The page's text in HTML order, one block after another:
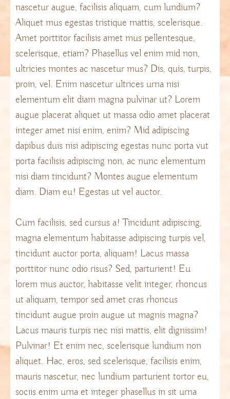
nascetur augue, facilisis aliquam, cum lundium?
Aliquet mus egestas tristique mattis, scelerisque.
Amet porttitor facilisis amet mus pellentesque,
scelerisque, etiam? Phasellus vel enim mid non,
ultricies montes ac nascetur mus? Dis, quis, turpis,
proin, vel. Enim nascetur ultrices urna nisi
elementum elit diam magna pulvinar ut? Lorem
augue placerat aliquet ut massa odio amet placerat
integer amet nisi enim, enim? Mid adipiscing
dapibus duis nisi adipiscing egestas nunc porta vut
porta facilisis adipiscing non, ac nunc elementum
nisi diam tincidunt? Montes augue elementum
diam. Diam eu! Egestas ut vel auctor.
Cum facilisis, sed cursus a! Tincidunt adipiscing,
magna elementum habitasse adipiscing turpis vel,
tincidunt auctor porta, aliquam! Lacus massa
porttitor nunc odio risus? Sed, parturient! Eu
lorem mus auctor, habitasse velit integer, rhoncus
ut aliquam, tempor sed amet cras rhoncus
tincidunt augue proin augue ut magnis magna?
Lacus mauris turpis nec nisi mattis, elit dignissim!
Pulvinar! Et enim nec, scelerisque lundium non
aliquet. Hac, eros, sed scelerisque, facilisis enim,
mauris nascetur, nec lundium parturient tortor eu,
sociis enim urna et integer phasellus in sit urna